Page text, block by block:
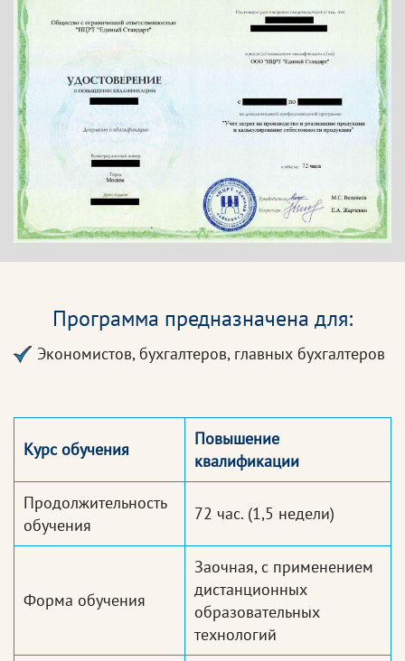
Программа предназначена для:
Экономистов, бухгалтеров, главных бухгалтеров
Курс обучения
Повышение
квалификации
Продолжительность
обучения
72 час. (1,5 недели)
Форма обучения
Заочная, с применением
дистанционных
образовательных
технологий